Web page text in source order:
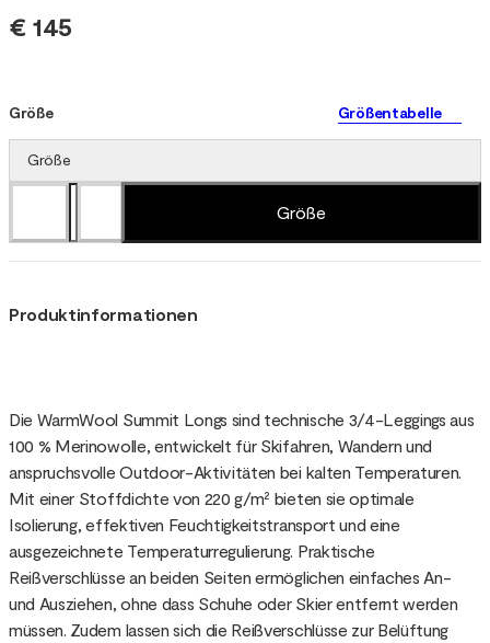
€ 145
Größe Größentabelle
Größe
Größe
Produktinformationen
Die WarmWool Summit Longs sind technische 3/4-Leggings aus
100 % Merinowolle, entwickelt für Skifahren, Wandern und
anspruchsvolle Outdoor-Aktivitäten bei kalten Temperaturen.
Mit einer Stoffdichte von 220 g/m² bieten sie optimale
Isolierung, effektiven Feuchtigkeitstransport und eine
ausgezeichnete Temperaturregulierung. Praktische
Reißverschlüsse an beiden Seiten ermöglichen einfaches An-
und Ausziehen, ohne dass Schuhe oder Skier entfernt werden
müssen. Zudem lassen sich die Reißverschlüsse zur Belüftung